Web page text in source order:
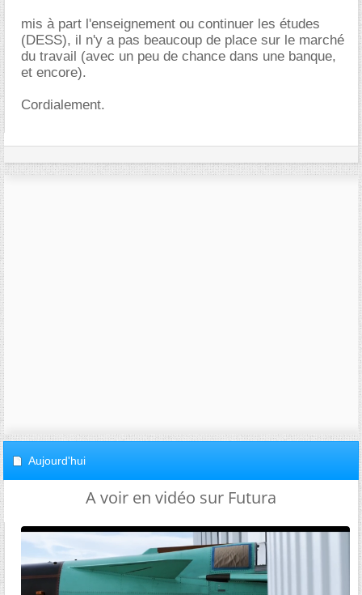
mis à part l'enseignement ou continuer les études
(DESS), il n'y a pas beaucoup de place sur le marché
du travail (avec un peu de chance dans une banque,
et encore).
Cordialement.
Aujourd'hui
A voir en vidéo sur Futura